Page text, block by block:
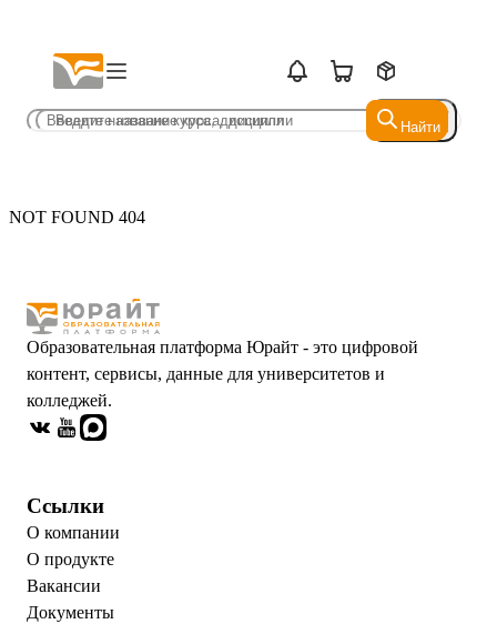
Найти
Найти
NOT FOUND 404
Образовательная платформа Юрайт - это цифровой
контент, сервисы, данные для университетов и
колледжей.
Ссылки
О компании
О продукте
Вакансии
Документы